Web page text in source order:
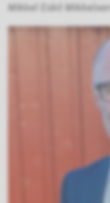
Mikkel Eskil Mikkelsen